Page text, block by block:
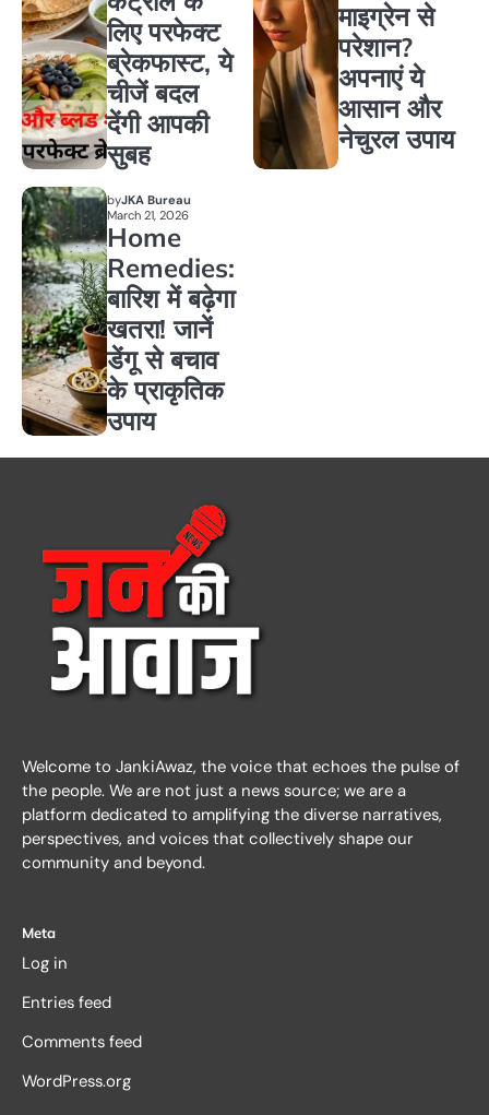
लिए परफेक्ट
ब्रेकफास्ट, ये
चीजें बदल
देंगी आपकी
सुबह
माइग्रेन से
परेशान?
अपनाएं ये
आसान और
नेचुरल उपाय
byJKA Bureau
March 21, 2026
Home
Remedies:
बारिश में बढ़ेगा
खतरा! जानें
डेंगू से बचाव
के प्राकृतिक
उपाय
Welcome to JankiAwaz, the voice that echoes the pulse of
the people. We are not just a news source; we are a
platform dedicated to amplifying the diverse narratives,
perspectives, and voices that collectively shape our
community and beyond.
Meta
Log in
Entries feed
Comments feed
WordPress.org